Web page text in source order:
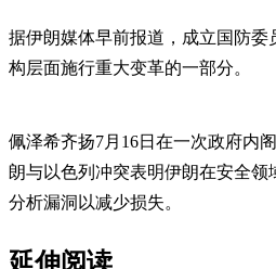
据伊朗媒体早前报道，成立国防
构层面施行重大变革的一部分。
佩泽希齐扬7月16日在一次政府内
朗与以色列冲突表明伊朗在安全领
分析漏洞以减少损失。
延伸阅读